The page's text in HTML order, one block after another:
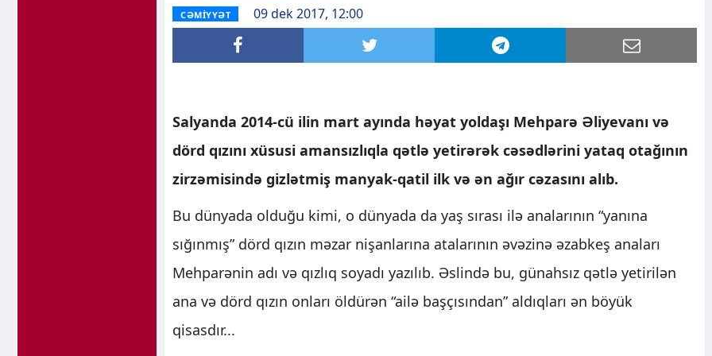
CƏMİYYƏT 09 dek 2017, 12:00
Salyanda 2014-cü ilin mart ayında həyat yoldaşı Mehparə Əliyevanı və
dörd qızını xüsusi amansızlıqla qətlə yetirərək cəsədlərini yataq otağının
zirzəmisində gizlətmiş manyak-qatil ilk və ən ağır cəzasını alıb.
Bu dünyada olduğu kimi, o dünyada da yaş sırası ilə analarının “yanına
sığınmış” dörd qızın məzar nişanlarına atalarının əvəzinə əzabkeş anaları
Mehparənin adı və qızlıq soyadı yazılıb. Əslində bu, günahsız qətlə yetirilən
ana və dörd qızın onları öldürən “ailə başçısından” aldıqları ən böyük
qisasdır...